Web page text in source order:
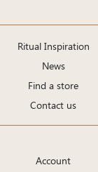
Ritual Inspiration
News
Find a store
Contact us
Account